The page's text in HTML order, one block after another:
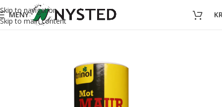
Skip to navigation
Skip to main content
MENY